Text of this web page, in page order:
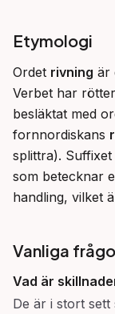
Etymologi
Ordet rivning är
Verbet har
besläktat med
fornnordiskans
splittra). Suffixet
som betecknar
handling, vilket
Vanliga
Vad är
De är i stort